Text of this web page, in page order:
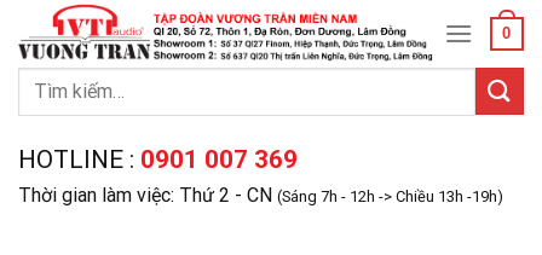
content
0
Tìm
HOTLINE : 0901 007 369
Thời gian làm việc: Thứ 2 - CN (Sáng 7h - 12h -> Chiều 13h -19h)